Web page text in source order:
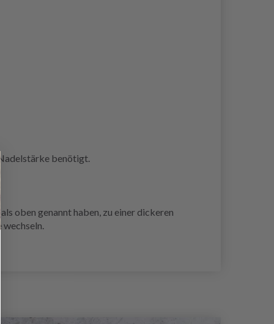
benötigt.
oben genannt haben, zu einer dickeren
wechseln.